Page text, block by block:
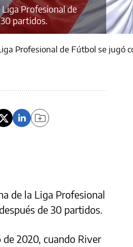
Profesional de
partidos.
Profesional de Fútbol se
de la Liga Profesional
de 30 partidos.
2020, cuando River